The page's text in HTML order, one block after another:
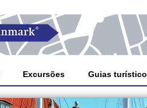
Excursões Guias turístico